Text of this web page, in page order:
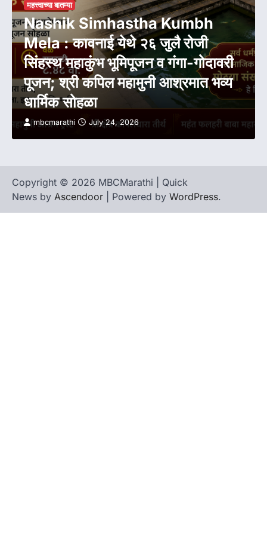
महत्त्वाच्या बातम्या
Nashik Simhastha Kumbh
Mela : कावनाई येथे २६ जुलै रोजी
सिंहस्थ महाकुंभ भूमिपूजन व गंगा-गोदावरी
पूजन; श्री कपिल महामुनी आश्रमात भव्य
धार्मिक सोहळा
mbcmarathi July 24, 2026
Copyright © 2026 MBCMarathi | Quick
News by Ascendoor | Powered by WordPress.